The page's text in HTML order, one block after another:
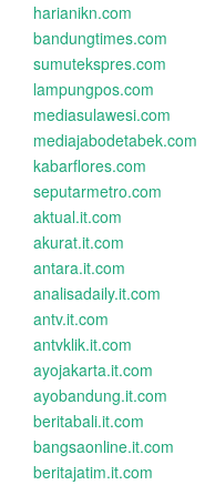
harianikn.com
bandungtimes.com
sumutekspres.com
lampungpos.com
mediasulawesi.com
mediajabodetabek.com
kabarflores.com
seputarmetro.com
aktual.it.com
akurat.it.com
antara.it.com
analisadaily.it.com
antv.it.com
antvklik.it.com
ayojakarta.it.com
ayobandung.it.com
beritabali.it.com
bangsaonline.it.com
beritajatim.it.com